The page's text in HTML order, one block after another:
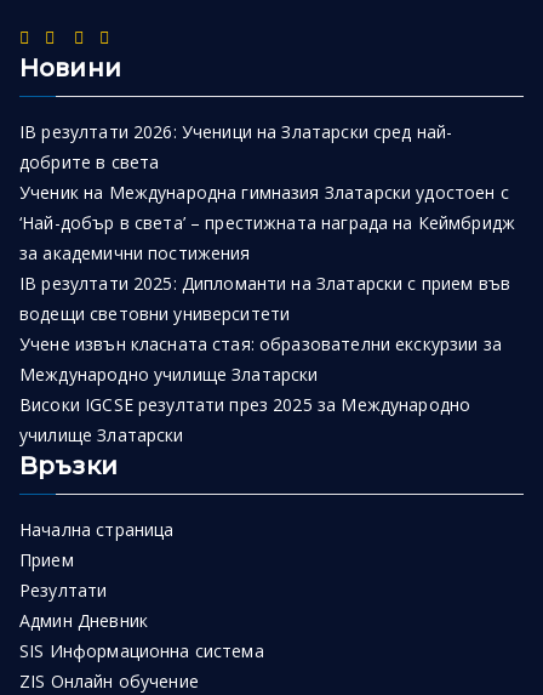
Новини
IB резултати 2026: Ученици на Златарски сред най-
добрите в света
Ученик на Международна гимназия Златарски удостоен с
‘Най-добър в света’ – престижната награда на Кеймбридж
за академични постижения
IB резултати 2025: Дипломанти на Златарски с прием във
водещи световни университети
Учене извън класната стая: образователни екскурзии за
Международно училище Златарски
Високи IGCSE резултати през 2025 за Международно
училище Златарски
Връзки
Начална страница
Прием
Резултати
Админ Дневник
SIS Информационна система
ZIS Онлайн обучение